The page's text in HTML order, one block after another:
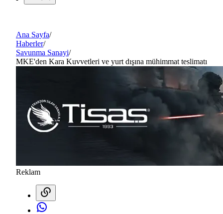
Ana Sayfa/
Haberler/
Savunma Sanayi/
MKE'den Kara Kuvvetleri ve yurt dışına mühimmat teslimatı
Reklam